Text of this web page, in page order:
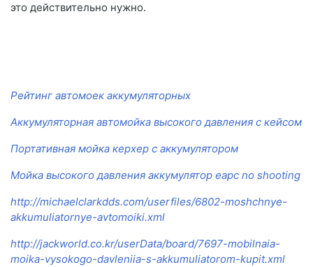
это действительно нужно.
Рейтинг автомоек аккумуляторных
Аккумуляторная автомойка высокого давления с кейсом
Портативная мойка керхер с аккумулятором
Мойка высокого давления аккумулятор eapc no shooting
http://michaelclarkdds.com/userfiles/6802-moshchnye-
akkumuliatornye-avtomoiki.xml
http://jackworld.co.kr/userData/board/7697-mobilnaia-
moika-vysokogo-davleniia-s-akkumuliatorom-kupit.xml